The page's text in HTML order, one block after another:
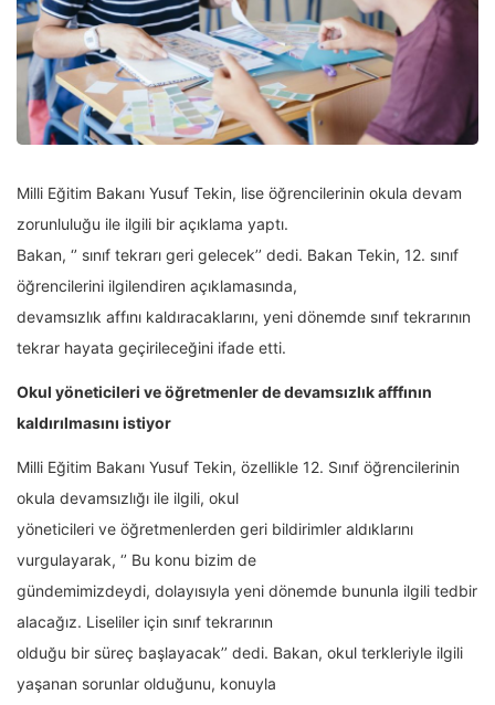
Milli Eğitim Bakanı Yusuf Tekin, lise öğrencilerinin okula devam
zorunluluğu ile ilgili bir açıklama yaptı.
Bakan, ‘’ sınıf tekrarı geri gelecek’’ dedi. Bakan Tekin, 12. sınıf
öğrencilerini ilgilendiren açıklamasında,
devamsızlık affını kaldıracaklarını, yeni dönemde sınıf tekrarının
tekrar hayata geçirileceğini ifade etti.
Okul yöneticileri ve öğretmenler de devamsızlık afffının
kaldırılmasını istiyor
Milli Eğitim Bakanı Yusuf Tekin, özellikle 12. Sınıf öğrencilerinin
okula devamsızlığı ile ilgili, okul
yöneticileri ve öğretmenlerden geri bildirimler aldıklarını
vurgulayarak, ‘’ Bu konu bizim de
gündemimizdeydi, dolayısıyla yeni dönemde bununla ilgili tedbir
alacağız. Liseliler için sınıf tekrarının
olduğu bir süreç başlayacak’’ dedi. Bakan, okul terkleriyle ilgili
yaşanan sorunlar olduğunu, konuyla